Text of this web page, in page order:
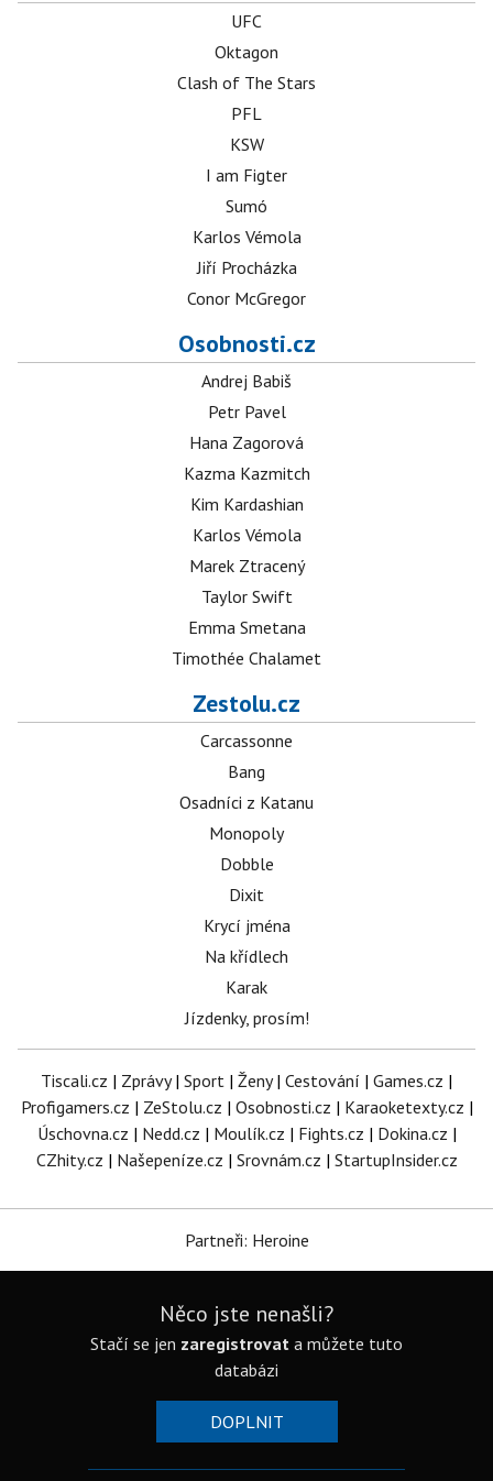
UFC
Oktagon
Clash of The Stars
PFL
KSW
I am Figter
Sumó
Karlos Vémola
Jiří Procházka
Conor McGregor
Osobnosti.cz
Andrej Babiš
Petr Pavel
Hana Zagorová
Kazma Kazmitch
Kim Kardashian
Karlos Vémola
Marek Ztracený
Taylor Swift
Emma Smetana
Timothée Chalamet
Zestolu.cz
Carcassonne
Bang
Osadníci z Katanu
Monopoly
Dobble
Dixit
Krycí jména
Na křídlech
Karak
Jízdenky, prosím!
Tiscali.cz | Zprávy| Sport | Ženy| Cestování | Games.cz |
Profigamers.cz | ZeStolu.cz | Osobnosti.cz | Karaoketexty.cz |
Úschovna.cz | Nedd.cz | Moulík.cz | Fights.cz | Dokina.cz |
CZhity.cz | Našepeníze.cz | Srovnám.cz | StartupInsider.cz
Partneři: Heroine
Něco jste nenašli?
Stačí se jen zaregistrovat a můžete tuto
databázi
DOPLNIT